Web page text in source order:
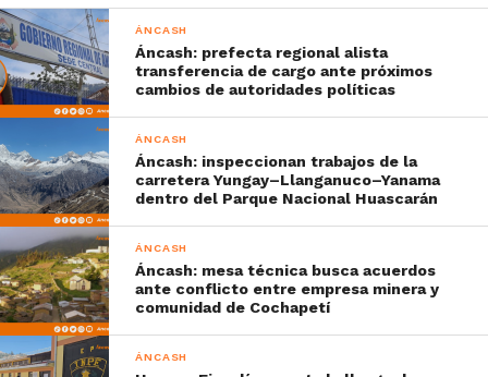
ÁNCASH
Áncash: prefecta regional alista
transferencia de cargo ante próximos
cambios de autoridades políticas
ÁNCASH
Áncash: inspeccionan trabajos de la
carretera Yungay–Llanganuco–Yanama
dentro del Parque Nacional Huascarán
ÁNCASH
Áncash: mesa técnica busca acuerdos
ante conflicto entre empresa minera y
comunidad de Cochapetí
ÁNCASH